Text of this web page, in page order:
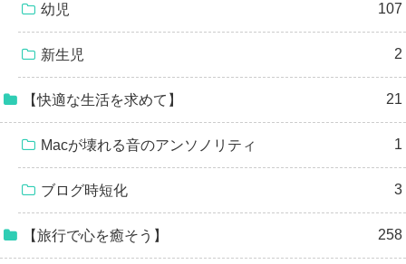
幼児 107
新生児 2
【快適な生活を求めて】 21
Macが壊れる音のアンソノリティ 1
ブログ時短化 3
【旅行で心を癒そう】 258